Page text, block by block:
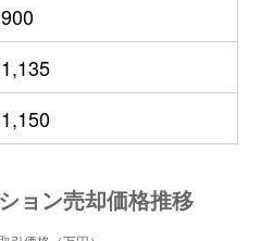
900
1,135
1,150